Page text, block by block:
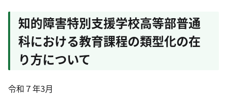
知的障害特別支援学校高等部普通
科における教育課程の類型化の在
り方について
令和７年3月